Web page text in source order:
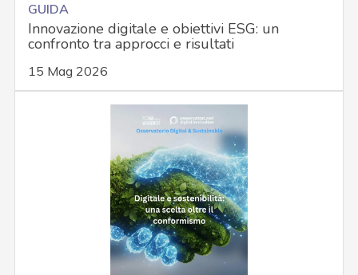
GUIDA
Innovazione digitale e obiettivi ESG: un
confronto tra approcci e risultati
15 Mag 2026